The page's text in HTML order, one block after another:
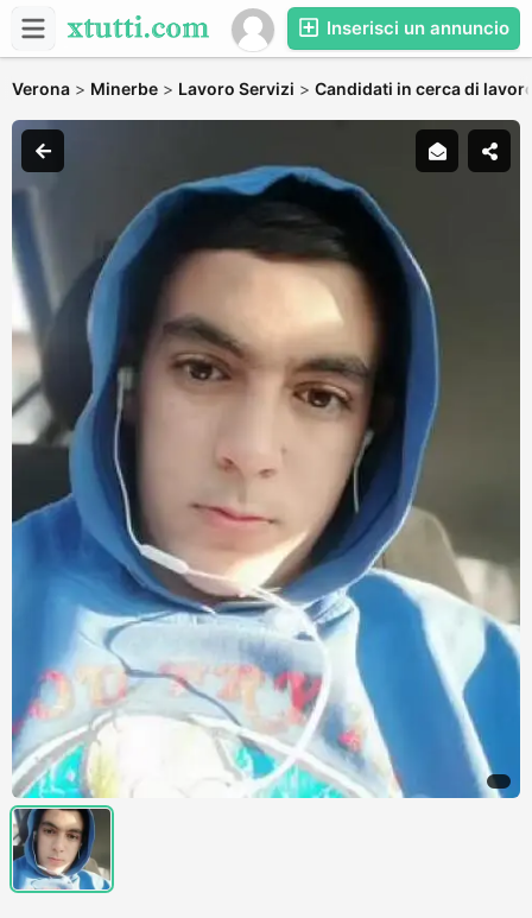
Inserisci un annuncio
Verona > Minerbe > Lavoro Servizi > Candidati in cerca di